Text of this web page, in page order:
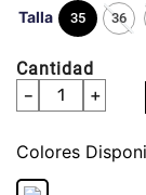
Talla 35 36
Cantidad
＋
－
Colores